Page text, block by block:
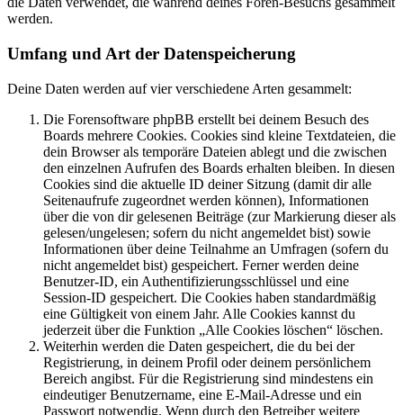
werden.
Umfang und Art der Datenspeicherung
Deine Daten werden auf vier verschiedene Arten gesammelt:
Die Forensoftware phpBB erstellt bei deinem Besuch des
Boards mehrere Cookies. Cookies sind kleine Textdateien, die
dein Browser als temporäre Dateien ablegt und die zwischen
den einzelnen Aufrufen des Boards erhalten bleiben. In diesen
Cookies sind die aktuelle ID deiner Sitzung (damit dir alle
Seitenaufrufe zugeordnet werden können), Informationen
über die von dir gelesenen Beiträge (zur Markierung dieser als
gelesen/ungelesen; sofern du nicht angemeldet bist) sowie
Informationen über deine Teilnahme an Umfragen (sofern du
nicht angemeldet bist) gespeichert. Ferner werden deine
Benutzer-ID, ein Authentifizierungsschlüssel und eine
Session-ID gespeichert. Die Cookies haben standardmäßig
eine Gültigkeit von einem Jahr. Alle Cookies kannst du
jederzeit über die Funktion „Alle Cookies löschen“ löschen.
Weiterhin werden die Daten gespeichert, die du bei der
Registrierung, in deinem Profil oder deinem persönlichem
Bereich angibst. Für die Registrierung sind mindestens ein
eindeutiger Benutzername, eine E-Mail-Adresse und ein
Passwort notwendig. Wenn durch den Betreiber weitere